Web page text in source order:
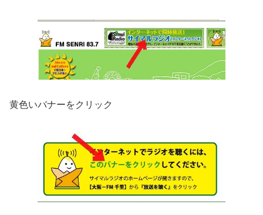
黄色いバナーをクリック